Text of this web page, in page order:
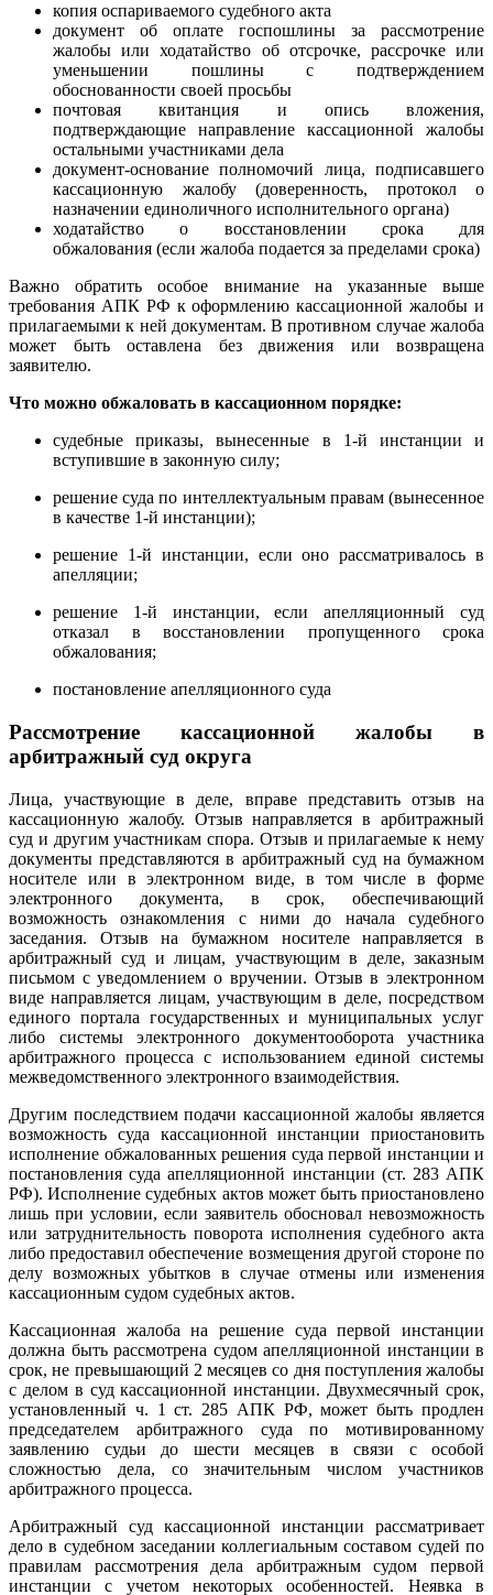
копия оспариваемого судебного акта
документ об оплате госпошлины за рассмотрение
жалобы или ходатайство об отсрочке, рассрочке или
уменьшении пошлины с подтверждением
обоснованности своей просьбы
почтовая квитанция и опись вложения,
подтверждающие направление кассационной жалобы
остальными участниками дела
документ-основание полномочий лица, подписавшего
кассационную жалобу (доверенность, протокол о
назначении единоличного исполнительного органа)
ходатайство о восстановлении срока для
обжалования (если жалоба подается за пределами срока)
Важно обратить особое внимание на указанные выше
требования АПК РФ к оформлению кассационной жалобы и
прилагаемыми к ней документам. В противном случае жалоба
может быть оставлена без движения или возвращена
заявителю.
Что можно обжаловать в кассационном порядке:
судебные приказы, вынесенные в 1-й инстанции и
вступившие в законную силу;
решение суда по интеллектуальным правам (вынесенное
в качестве 1-й инстанции);
решение 1-й инстанции, если оно рассматривалось в
апелляции;
решение 1-й инстанции, если апелляционный суд
отказал в восстановлении пропущенного срока
обжалования;
постановление апелляционного суда
Рассмотрение кассационной жалобы в
арбитражный суд округа
Лица, участвующие в деле, вправе представить отзыв на
кассационную жалобу. Отзыв направляется в арбитражный
суд и другим участникам спора. Отзыв и прилагаемые к нему
документы представляются в арбитражный суд на бумажном
носителе или в электронном виде, в том числе в форме
электронного документа, в срок, обеспечивающий
возможность ознакомления с ними до начала судебного
заседания. Отзыв на бумажном носителе направляется в
арбитражный суд и лицам, участвующим в деле, заказным
письмом с уведомлением о вручении. Отзыв в электронном
виде направляется лицам, участвующим в деле, посредством
единого портала государственных и муниципальных услуг
либо системы электронного документооборота участника
арбитражного процесса с использованием единой системы
межведомственного электронного взаимодействия.
Другим последствием подачи кассационной жалобы является
возможность суда кассационной инстанции приостановить
исполнение обжалованных решения суда первой инстанции и
постановления суда апелляционной инстанции (ст. 283 АПК
РФ). Исполнение судебных актов может быть приостановлено
лишь при условии, если заявитель обосновал невозможность
или затруднительность поворота исполнения судебного акта
либо предоставил обеспечение возмещения другой стороне по
делу возможных убытков в случае отмены или изменения
кассационным судом судебных актов.
Кассационная жалоба на решение суда первой инстанции
должна быть рассмотрена судом апелляционной инстанции в
срок, не превышающий 2 месяцев со дня поступления жалобы
с делом в суд кассационной инстанции. Двухмесячный срок,
установленный ч. 1 ст. 285 АПК РФ, может быть продлен
председателем арбитражного суда по мотивированному
заявлению судьи до шести месяцев в связи с особой
сложностью дела, со значительным числом участников
арбитражного процесса.
Арбитражный суд кассационной инстанции рассматривает
дело в судебном заседании коллегиальным составом судей по
правилам рассмотрения дела арбитражным судом первой
инстанции с учетом некоторых особенностей. Неявка в